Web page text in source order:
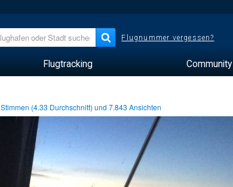
Flugnummer vergessen?
Flugtracking Community
Stimmen (4.33 Durchschnitt) und7.843 Ansichten